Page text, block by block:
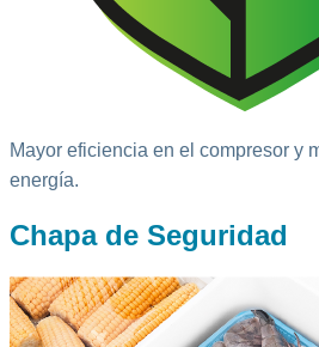
Mayor eficiencia en el compresor y
energía.
Chapa de Seguridad